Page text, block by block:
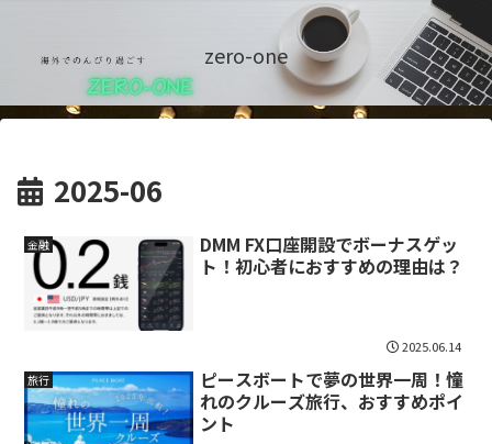
zero-one
2025-06
金融
DMM FX口座開設でボーナスゲッ
ト！初心者におすすめの理由は？
2025.06.14
旅行
ピースボートで夢の世界一周！憧
れのクルーズ旅行、おすすめポイ
ント